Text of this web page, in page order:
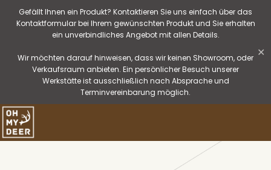
Gefällt Ihnen ein Produkt? Kontaktieren Sie uns einfach über das
Kontaktformular bei Ihrem gewünschten Produkt und Sie erhalten
ein unverbindliches Angebot mit allen Details.
Wir möchten darauf hinweisen, dass wir keinen Showroom, oder
Verkaufsraum anbieten. Ein persönlicher Besuch unserer
Werkstätte ist ausschließlich nach Absprache und
Terminvereinbarung möglich.
✕